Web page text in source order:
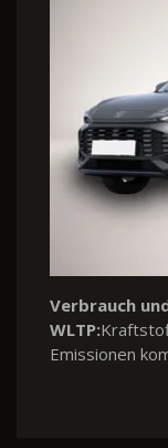
Verbrauch
WLTP:
Emissionen